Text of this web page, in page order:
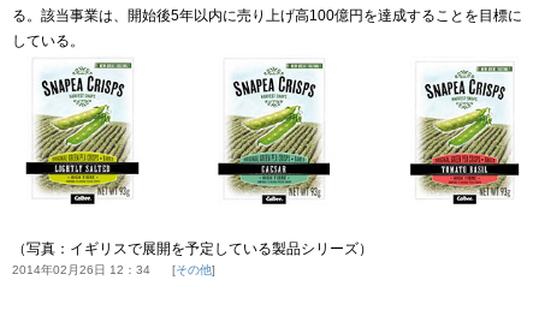
る。該当事業は、開始後5年以内に売り上げ高100億円を達成することを目標に
している。
（写真：イギリスで展開を予定している製品シリーズ）
2014年02月26日 12：34 その他